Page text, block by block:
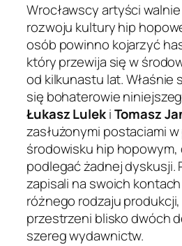
Wrocławscy artyści
rozwoju kultury hip
osób powinno kojarzyć
który przewija się w
od kilkunastu lat. Właśnie
się bohaterowie
Łukasz LulekiTomasz
zasłużonymi postaciami
środowisku hip
podlegać żadnej dyskusji.
zapisali na swoich
różnego rodzaju
przestrzeni blisko dwóch
szereg wydawnictw.